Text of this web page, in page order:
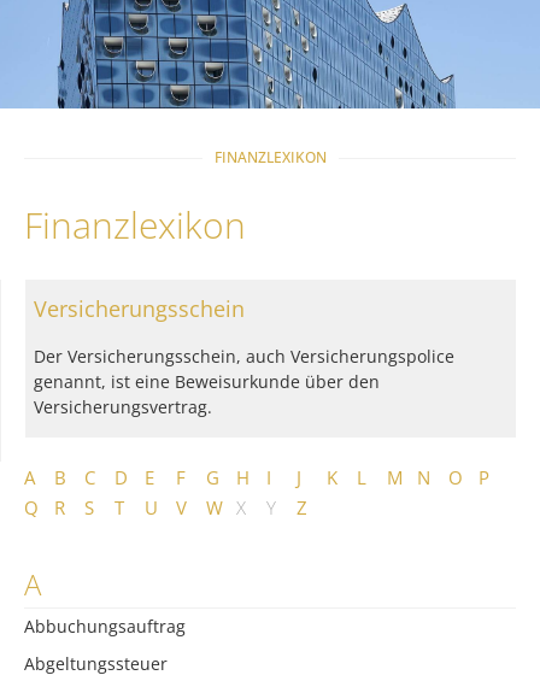
FINANZLEXIKON
Finanzlexikon
A B C D E F G H I J K L M N O
P
Q
R S T U V W X Y Z
A
Abbuchungsauftrag
Abgeltungssteuer
Versicherungsschein
Der Versicherungsschein, auch Versicherungspolice
genannt, ist eine Beweisurkunde über den
Versicherungsvertrag.